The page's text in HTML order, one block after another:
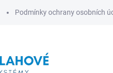
Podmínky ochrany osobních